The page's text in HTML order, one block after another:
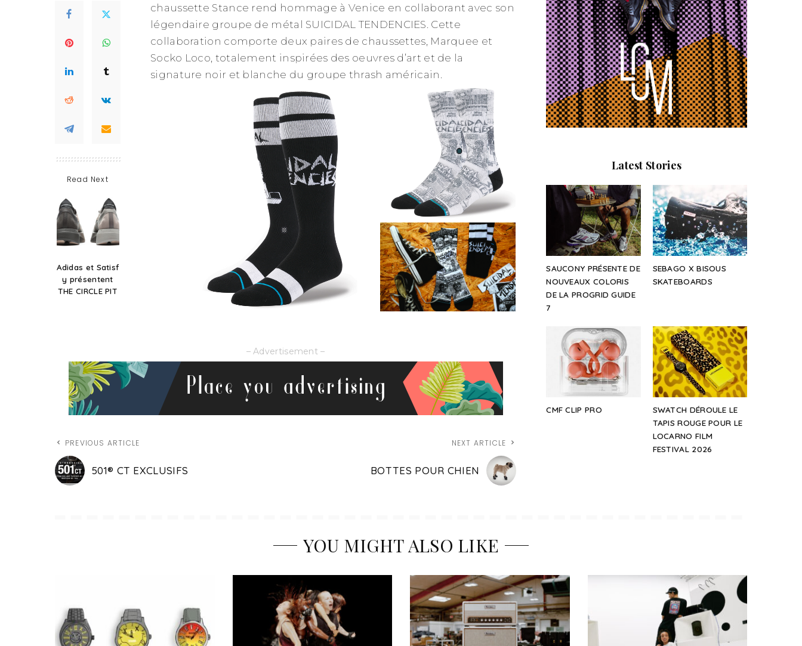
Read Next
Adidas et Satisf
y présentent
THE CIRCLE PIT
chaussette Stance rend hommage à Venice en collaborant avec son
légendaire groupe de métal SUICIDAL TENDENCIES. Cette
collaboration comporte deux paires de chaussettes, Marquee et
Socko Loco, totalement inspirées des oeuvres d’art et de la
signature noir et blanche du groupe thrash américain.
– Advertisement –
PREVIOUS ARTICLE
501® CT EXCLUSIFS
NEXT ARTICLE
BOTTES POUR CHIEN
Latest Stories
SAUCONY PRÉSENTE DE
NOUVEAUX COLORIS
DE LA PROGRID GUIDE
7
SEBAGO X BISOUS
SKATEBOARDS
CMF CLIP PRO
SWATCH DÉROULE LE
TAPIS ROUGE POUR LE
LOCARNO FILM
FESTIVAL 2026
YOU MIGHT ALSO LIKE